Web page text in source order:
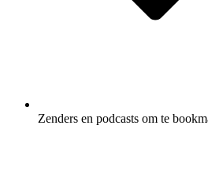
Zenders en podcasts om te